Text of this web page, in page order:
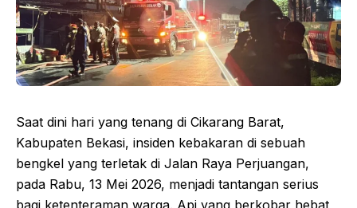
Saat dini hari yang tenang di Cikarang Barat,
Kabupaten Bekasi, insiden kebakaran di sebuah
bengkel yang terletak di Jalan Raya Perjuangan,
pada Rabu, 13 Mei 2026, menjadi tantangan serius
bagi ketenteraman warga. Api yang berkobar hebat